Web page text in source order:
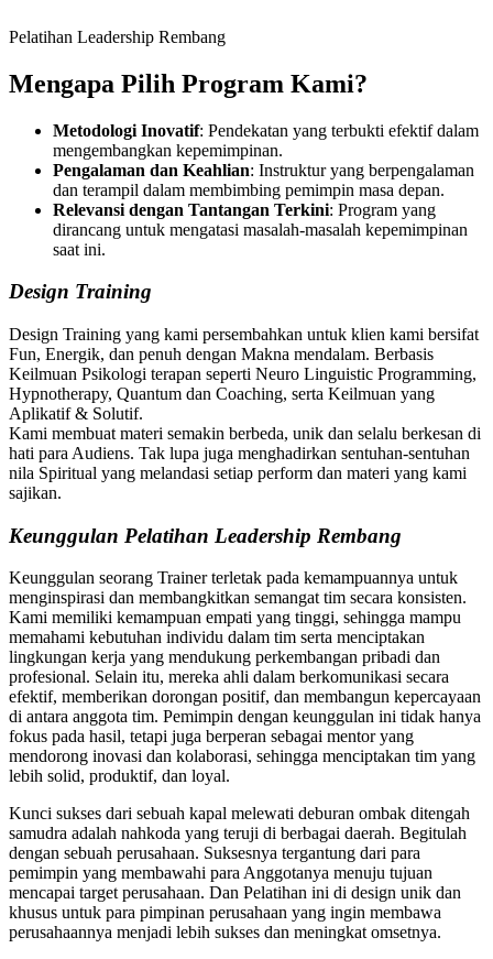
Pelatihan Leadership Rembang
Mengapa Pilih Program Kami?
Metodologi Inovatif: Pendekatan yang terbukti efektif dalam
mengembangkan kepemimpinan.
Pengalaman dan Keahlian: Instruktur yang berpengalaman
dan terampil dalam membimbing pemimpin masa depan.
Relevansi dengan Tantangan Terkini: Program yang
dirancang untuk mengatasi masalah-masalah kepemimpinan
saat ini.
Design Training
Design Training yang kami persembahkan untuk klien kami bersifat
Fun, Energik, dan penuh dengan Makna mendalam. Berbasis
Keilmuan Psikologi terapan seperti Neuro Linguistic Programming,
Hypnotherapy, Quantum dan Coaching, serta Keilmuan yang
Aplikatif & Solutif.
Kami membuat materi semakin berbeda, unik dan selalu berkesan di
hati para Audiens. Tak lupa juga menghadirkan sentuhan-sentuhan
nila Spiritual yang melandasi setiap perform dan materi yang kami
sajikan.
Keunggulan Pelatihan Leadership Rembang
Keunggulan seorang Trainer terletak pada kemampuannya untuk
menginspirasi dan membangkitkan semangat tim secara konsisten.
Kami memiliki kemampuan empati yang tinggi, sehingga mampu
memahami kebutuhan individu dalam tim serta menciptakan
lingkungan kerja yang mendukung perkembangan pribadi dan
profesional. Selain itu, mereka ahli dalam berkomunikasi secara
efektif, memberikan dorongan positif, dan membangun kepercayaan
di antara anggota tim. Pemimpin dengan keunggulan ini tidak hanya
fokus pada hasil, tetapi juga berperan sebagai mentor yang
mendorong inovasi dan kolaborasi, sehingga menciptakan tim yang
lebih solid, produktif, dan loyal.
Kunci sukses dari sebuah kapal melewati deburan ombak ditengah
samudra adalah nahkoda yang teruji di berbagai daerah. Begitulah
dengan sebuah perusahaan. Suksesnya tergantung dari para
pemimpin yang membawahi para Anggotanya menuju tujuan
mencapai target perusahaan. Dan Pelatihan ini di design unik dan
khusus untuk para pimpinan perusahaan yang ingin membawa
perusahaannya menjadi lebih sukses dan meningkat omsetnya.